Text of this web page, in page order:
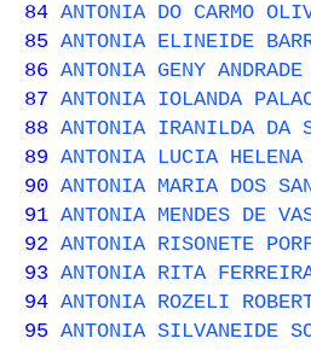
84 ANTONIA DO CARMO
85 ANTONIA ELINEIDE
86 ANTONIA GENY ANDRADE
87 ANTONIA IOLANDA
88 ANTONIA IRANILDA DA
89 ANTONIA LUCIA HELENA
90 ANTONIA MARIA DOS
91 ANTONIA MENDES DE
92 ANTONIA RISONETE
93 ANTONIA RITA
94 ANTONIA ROZELI
95 ANTONIA SILVANEIDE